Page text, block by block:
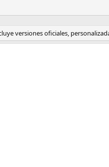
versiones oficiales,